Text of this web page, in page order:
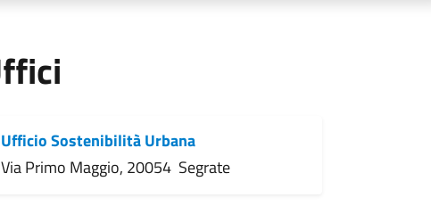
Ufficio Sostenibilità Urbana
Via Primo Maggio, 20054 Segrate